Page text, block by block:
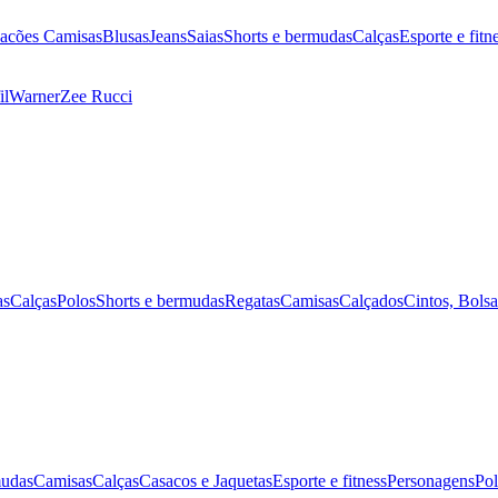
CamisasBlusasJeansSaiasShorts e bermudasCalçasEsporte e
WarnerZee Rucci
CalçasPolosShorts e bermudasRegatasCamisasCalçadosCintos,
CamisasCalçasCasacos e JaquetasEsporte e fitnessPersonagens